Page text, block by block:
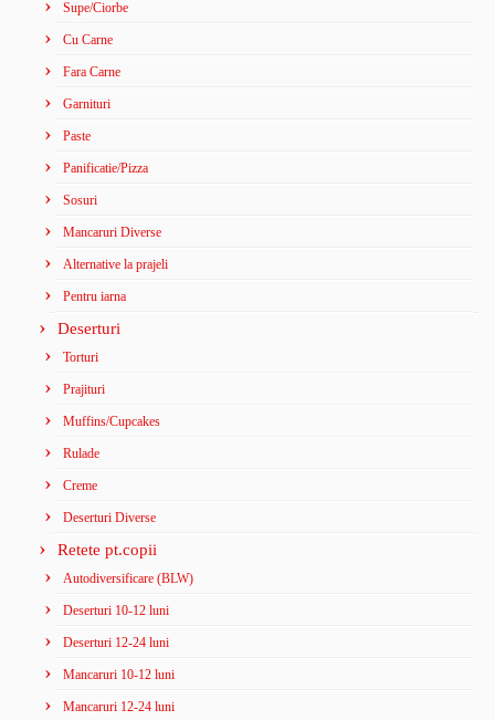
Supe/Ciorbe
Cu Carne
Fara Carne
Garnituri
Paste
Panificatie/Pizza
Sosuri
Mancaruri Diverse
Alternative la prajeli
Pentru iarna
Deserturi
Torturi
Prajituri
Muffins/Cupcakes
Rulade
Creme
Deserturi Diverse
Retete pt.copii
Autodiversificare (BLW)
Deserturi 10-12 luni
Deserturi 12-24 luni
Mancaruri 10-12 luni
Mancaruri 12-24 luni